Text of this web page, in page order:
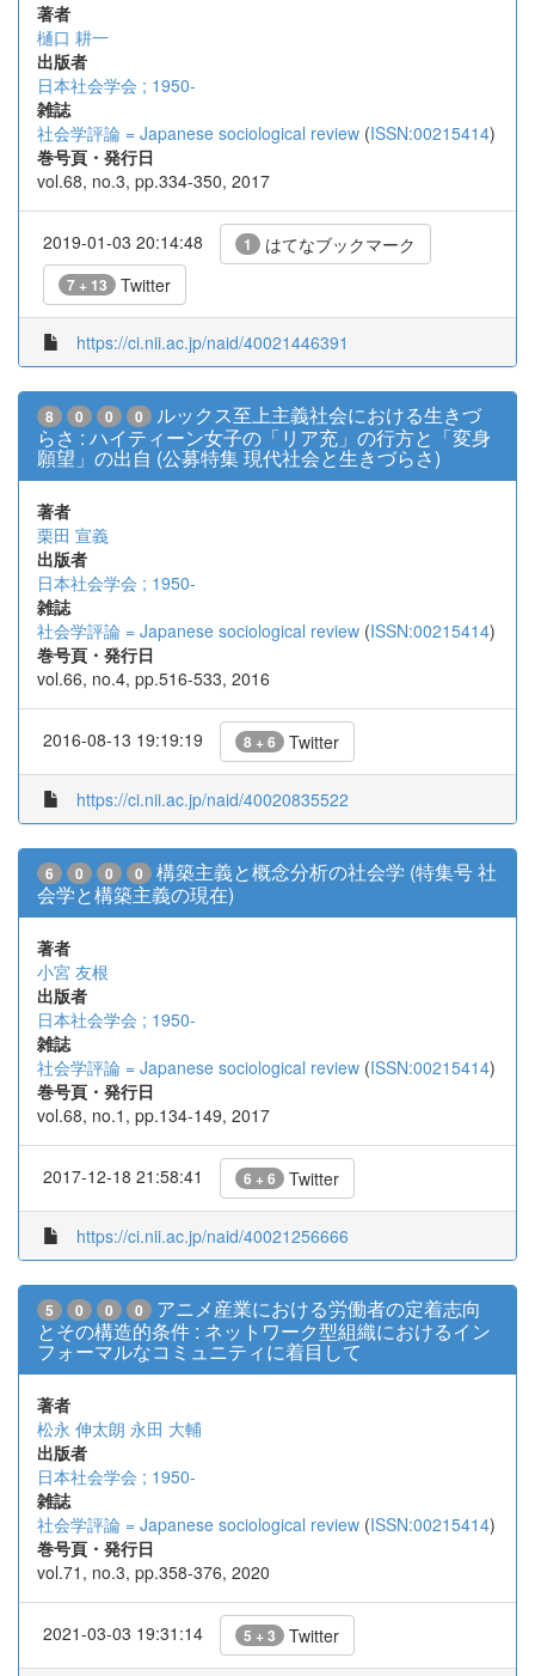
著者
樋口 耕一
出版者
日本社会学会 ; 1950-
雑誌
社会学評論 = Japanese sociological review (ISSN:00215414)
巻号頁・発行日
vol.68, no.3, pp.334-350, 2017
2019-01-03 20:14:48 1 はてなブックマーク
7 + 13 Twitter
https://ci.nii.ac.jp/naid/40021446391
8 0 0 0
ルックス至上主義社会における生きづ
らさ : ハイティーン女子の「リア充」の行方と「変身
願望」の出自 (公募特集 現代社会と生きづらさ)
著者
栗田 宣義
出版者
日本社会学会 ; 1950-
雑誌
社会学評論 = Japanese sociological review (ISSN:00215414)
巻号頁・発行日
vol.66, no.4, pp.516-533, 2016
2016-08-13 19:19:19 8 + 6 Twitter
https://ci.nii.ac.jp/naid/40020835522
6 0 0 0
構築主義と概念分析の社会学 (特集号 社
会学と構築主義の現在)
著者
小宮 友根
出版者
日本社会学会 ; 1950-
雑誌
社会学評論 = Japanese sociological review (ISSN:00215414)
巻号頁・発行日
vol.68, no.1, pp.134-149, 2017
2017-12-18 21:58:41 6 + 6 Twitter
https://ci.nii.ac.jp/naid/40021256666
5 0 0 0
アニメ産業における労働者の定着志向
とその構造的条件 : ネットワーク型組織におけるイン
フォーマルなコミュニティに着目して
著者
松永 伸太朗 永田 大輔
出版者
日本社会学会 ; 1950-
雑誌
社会学評論 = Japanese sociological review (ISSN:00215414)
巻号頁・発行日
vol.71, no.3, pp.358-376, 2020
2021-03-03 19:31:14 5 + 3 Twitter